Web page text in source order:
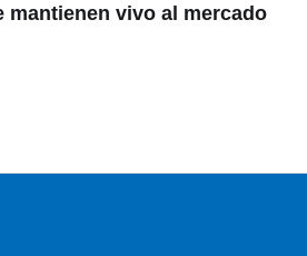
mantienen vivo al mercado